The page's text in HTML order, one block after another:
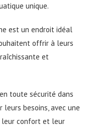
unique.
est un endroit idéal
offrir à leurs
et
toute sécurité dans
leurs besoins, avec une
leur confort et leur